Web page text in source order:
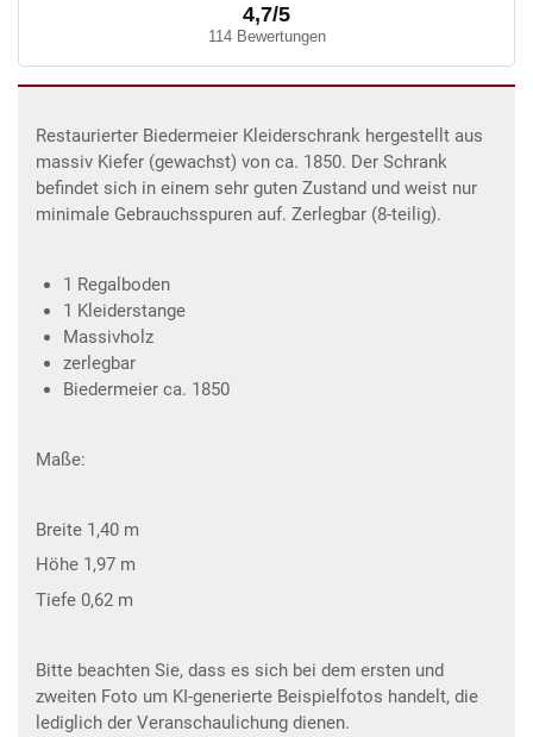
4,7/5
114 Bewertungen
Restaurierter Biedermeier Kleiderschrank hergestellt aus
massiv Kiefer (gewachst) von ca. 1850. Der Schrank
befindet sich in einem sehr guten Zustand und weist nur
minimale Gebrauchsspuren auf. Zerlegbar (8-teilig).
1 Regalboden
1 Kleiderstange
Massivholz
zerlegbar
Biedermeier ca. 1850
Maße:
Breite 1,40 m
Höhe 1,97 m
Tiefe 0,62 m
Bitte beachten Sie, dass es sich bei dem ersten und
zweiten Foto um KI-generierte Beispielfotos handelt, die
lediglich der Veranschaulichung dienen.